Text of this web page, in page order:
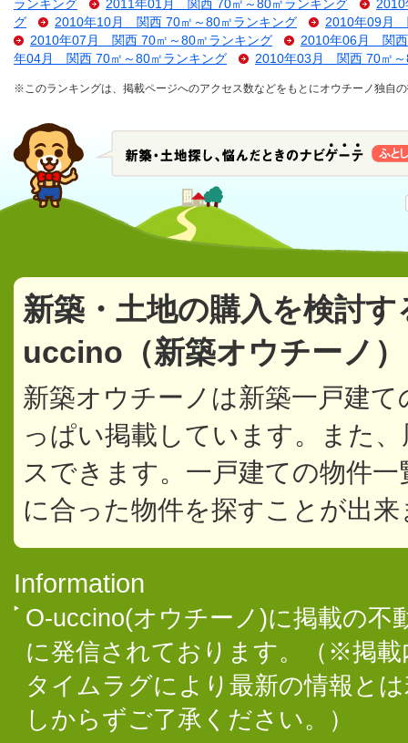
ランキング
2011年01月 関西 70㎡～80㎡ランキング
グ
2010年10月 関西 70㎡～80㎡ランキング
2010年09月
2010年07月 関西 70㎡～80㎡ランキング
2010年06月 関西
年04月 関西 70㎡～80㎡ランキング
2010年03月 関西 70㎡～
※このランキングは、掲載ページへのアクセス数などをもとにオウチーノ独自
新築・土地の購入を検討
uccino（新築オウチーノ
新築オウチーノは新築一戸建
っぱい掲載しています。また
スできます。一戸建ての物件
に合った物件を探すことが出来
Information
O-uccino(オウチーノ)に掲載の不
に発信されております。（※掲
タイムラグにより最新の情報と
しからずご了承ください。）